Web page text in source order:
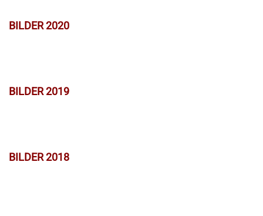
BILDER 2020
BILDER 2019
BILDER 2018